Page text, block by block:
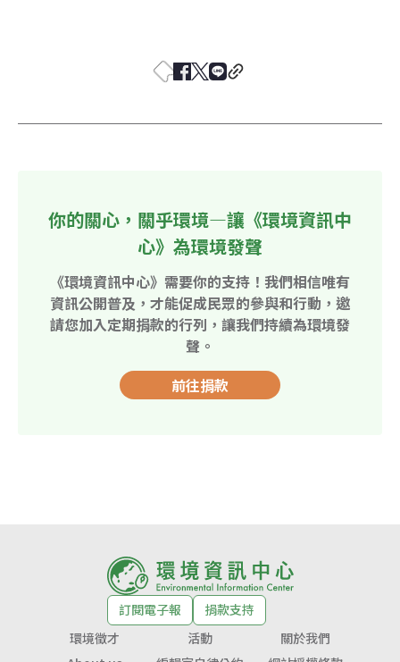
你的關心，關乎環境—讓《環境資訊中
心》為環境發聲
《環境資訊中心》需要你的支持！我們相信唯有
資訊公開普及，才能促成民眾的參與和行動，邀
請您加入定期捐款的行列，讓我們持續為環境發
聲。
前往捐款
訂閱電子報
捐款支持
環境徵才
活動
關於我們